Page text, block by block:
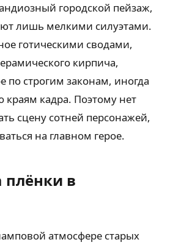
городской пейзаж,
лишь мелкими силуэтами.
готическими сводами,
кирпича,
по строгим законам, иногда
краям кадра. Поэтому нет
сцену сотней персонажей,
на главном герое.
плёнки в
атмосфере старых